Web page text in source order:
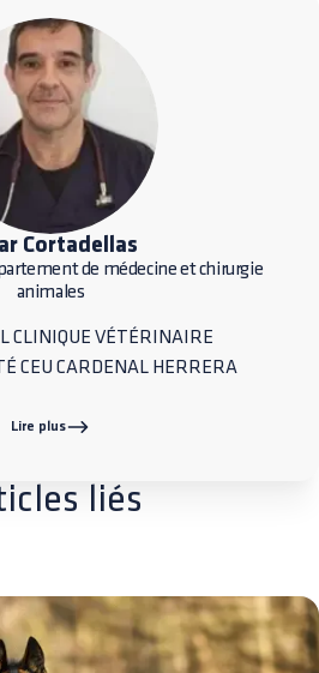
Cortadellas
de médecine et chirurgie
animales
CLINIQUE VÉTÉRINAIRE
CEU CARDENAL HERRERA
Lire plus
liés